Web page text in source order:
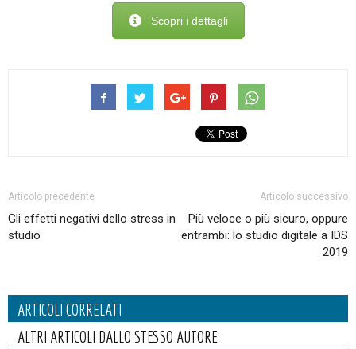
Scopri i dettagli
Articolo precedente
Gli effetti negativi dello stress in
studio
Articolo successivo
Più veloce o più sicuro, oppure
entrambi: lo studio digitale a IDS
2019
ARTICOLI CORRELATI
ALTRI ARTICOLI DALLO STESSO AUTORE